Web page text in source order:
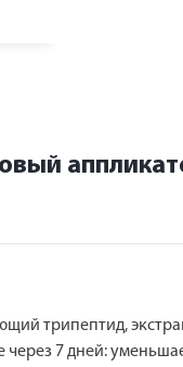
трипептид,
7 дней: